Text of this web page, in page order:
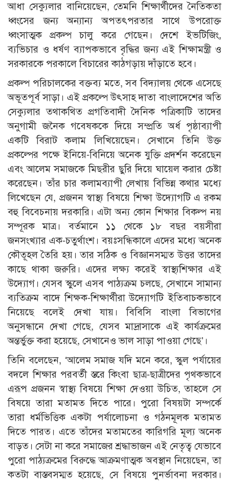
আধা সেক্যুলার বানিয়েছেন, তেমনি শিক্ষার্থীদের নৈতিকতা
ধ্বংসের জন্য অন্যান্য অপতৎপরতার সাথে উপরোক্ত
ধ্বংসাত্মক প্রকল্প চালু করে গেছেন। দেশে ইভটিজিং,
ব্যভিচার ও ধর্ষণ ব্যাপকভাবে বৃদ্ধির জন্য এই শিক্ষামন্ত্রী ও
সরকারকে পরকালে বিচারের কাঠগড়ায় দাঁড়াতে হবে।
প্রকল্প পরিচালকের বক্তব্য মতে, সব বিদ্যালয় থেকে এসেছে
অভূতপূর্ব সাড়া। এই প্রকল্পে উৎসাহ দাতা বাংলাদেশের অতি
সেক্যুলার তথাকথিত প্রগতিবাদী দৈনিক পত্রিকাটি তাদের
অনুগামী জনৈক গবেষককে দিয়ে সম্প্রতি অর্ধ পৃষ্ঠাব্যাপী
একটি বিরাট কলাম লিখিয়েছেন। সেখানে তিনি উক্ত
প্রকল্পের পক্ষে ইনিয়ে-বিনিয়ে অনেক যুক্তি প্রদর্শন করেছেন
এবং আলেম সমাজকে মিছরীর ছুরি দিয়ে ঘায়েল করার চেষ্টা
করেছেন। তাঁর চার কলামব্যাপী লেখায় বিভিন্ন কথার মধ্যে
লিখেছেন যে, প্রজনন স্বাস্থ্য বিষয়ে শিক্ষা উদ্যোগটি এ রকম
বহু বিবেচনায় দরকারি। এটা অন্য কোন শিক্ষার বিকল্প নয়
সম্পূরক মাত্র। বর্তমানে ১১ থেকে ১৮ বছর বয়সীরা
জনসংখ্যার এক-চতুর্থাংশ। বয়ঃসন্ধিকালে এদের মধ্যে অনেক
কৌতূহল তৈরি হয়। তার সঠিক ও বিজ্ঞানসম্মত উত্তর তাদের
কাছে থাকা জরুরি। এদের লক্ষ্য করেই স্বাস্থ্যশিক্ষার এই
উদ্যোগ। যেসব স্কুলে এসব পাঠ্যক্রম চলছে, সেখানে সামান্য
ব্যতিক্রম বাদে শিক্ষক-শিক্ষার্থীরা উদ্যোগটি ইতিবাচকভাবে
নিয়েছে বলেই দেখা যায়। বিবিসি বাংলা বিভাগের
অনুসন্ধানে দেখা গেছে, যেসব মাদ্রাসাকে এই কার্যক্রমের
অন্তর্ভুক্ত করা হয়েছে, সেখানেও ভাল সাড়া পাওয়া গেছে’।
তিনি বলেছেন, ‘আলেম সমাজ যদি মনে করে, স্কুল পর্যায়ের
বদলে শিক্ষার পরবর্তী স্তরে কিংবা ছাত্র-ছাত্রীদের পৃথকভাবে
এরূপ প্রজনন স্বাস্থ্য বিষয়ে শিক্ষা দেওয়া উচিত, তাহলে সে
বিষয়ে তারা মতামত দিতে পারে। পুরো বিষয়টা সম্পর্কে
তারা ধর্মভিত্তিক একটা পর্যালোচনা ও গঠনমূলক মতামত
দিতে পারত। এতে তাঁদের মতামতের কারিগরি মূল্য অনেক
বাড়ত। সেটা না করে সমাজের শ্রদ্ধাভাজন এই নেতৃত্ব যেভাবে
পুরো পাঠ্যক্রমের বিরুদ্ধে আক্রমণাত্মক অবস্থান নিয়েছেন, তা
কতটা বাস্তবসম্মত হয়েছে, সে বিষয়ে পুনর্ভাবনা দরকার।